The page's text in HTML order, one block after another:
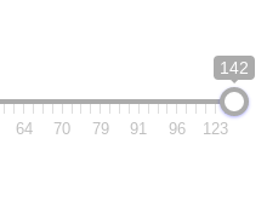
142
64 70 79 91 96 123